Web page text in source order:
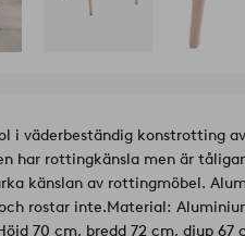
i väderbeständig konstrotting
har rottingkänsla men är
känslan av rottingmöbel.
rostar inte.Material:
70 cm, bredd 72 cm, djup